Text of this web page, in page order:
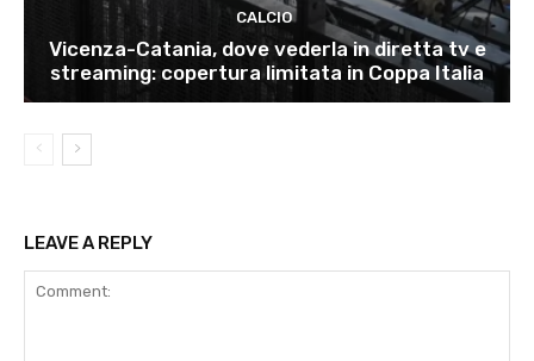
CALCIO
Vicenza-Catania, dove vederla in diretta tv e
streaming: copertura limitata in Coppa Italia
LEAVE A REPLY